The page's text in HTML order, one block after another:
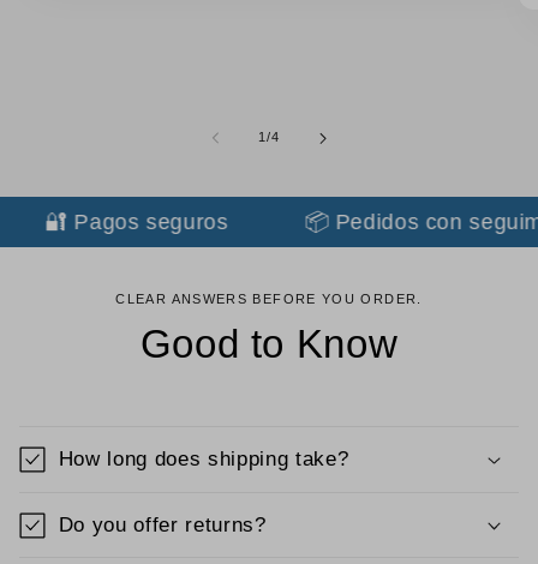
1/de
4
🔐 Pagos seguros 📦 Pedidos con
CLEAR ANSWERS BEFORE YOU ORDER.
Good to Know
How long does shipping take?
Do you offer returns?